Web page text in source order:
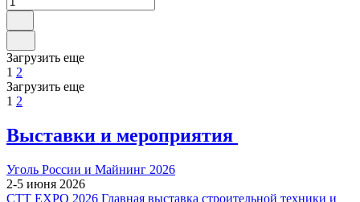
Загрузить еще
1 2
Загрузить еще
1 2
Выставки и мероприятия
Уголь России и Майнинг 2026
2-5 июня 2026
СТТ EXPO 2026 Главная выставка строительной техники и